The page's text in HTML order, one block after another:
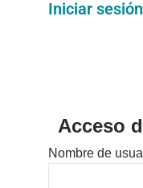
Iniciar sesión
Acceso
Nombre de